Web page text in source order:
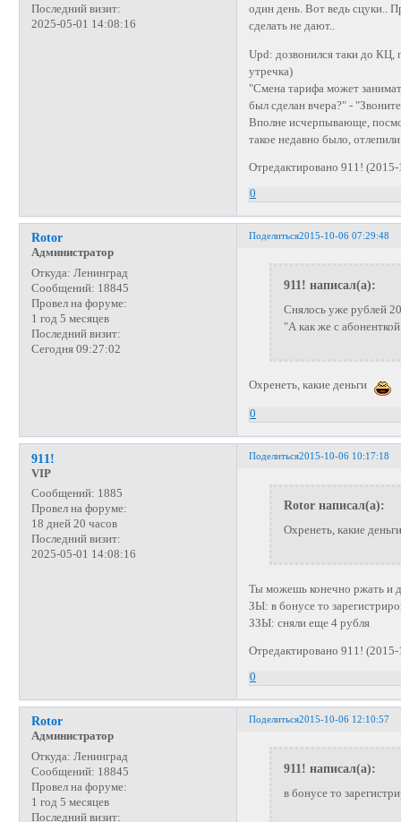
Последний визит:
2025-05-01 14:08:16
один день. Вот ведь сцуки..
сделать не дают..
Upd: дозвонился таки до КЦ,
утречка)
"Смена тарифа может
был сделан вчера?" -
Вполне исчерпывающе,
такое недавно было,
Отредактировано 911!
0
Поделиться2015-10-06 07:29:48
Rotor
Администратор
Откуда: Ленинград
Сообщений: 18845
Провел на форуме:
1 год 5 месяцев
Последний визит:
Сегодня 09:27:02
911! написал(а):
Снялось уже рублей
"А как же с абоненткой
Охренеть, какие деньги
0
Поделиться2015-10-06 10:17:18
911!
VIP
Сообщений: 1885
Провел на форуме:
18 дней 20 часов
Последний визит:
2025-05-01 14:08:16
Rotor написал(а):
Охренеть, какие деньги
Ты можешь конечно ржать и
ЗЫ: в бонусе то
ЗЗЫ: сняли еще 4 рубля
Отредактировано 911!
0
Поделиться2015-10-06 12:10:57
Rotor
Администратор
Откуда: Ленинград
Сообщений: 18845
Провел на форуме:
1 год 5 месяцев
Последний визит:
911! написал(а):
в бонусе то